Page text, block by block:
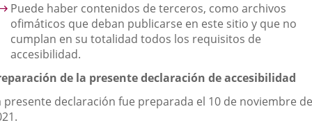
Puede haber contenidos de terceros, como archivos
ofimáticos que deban publicarse en este sitio y que no
cumplan en su totalidad todos los requisitos de
accesibilidad.
de la presente declaración de accesibilidad
presente declaración fue preparada el 10 de noviembre de